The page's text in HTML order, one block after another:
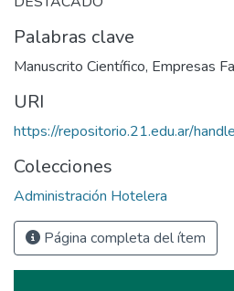
Palabras clave
Manuscrito Científico, Empresas
URI
https://repositorio.21.edu.ar/
Colecciones
Administración Hotelera
Página completa del ítem